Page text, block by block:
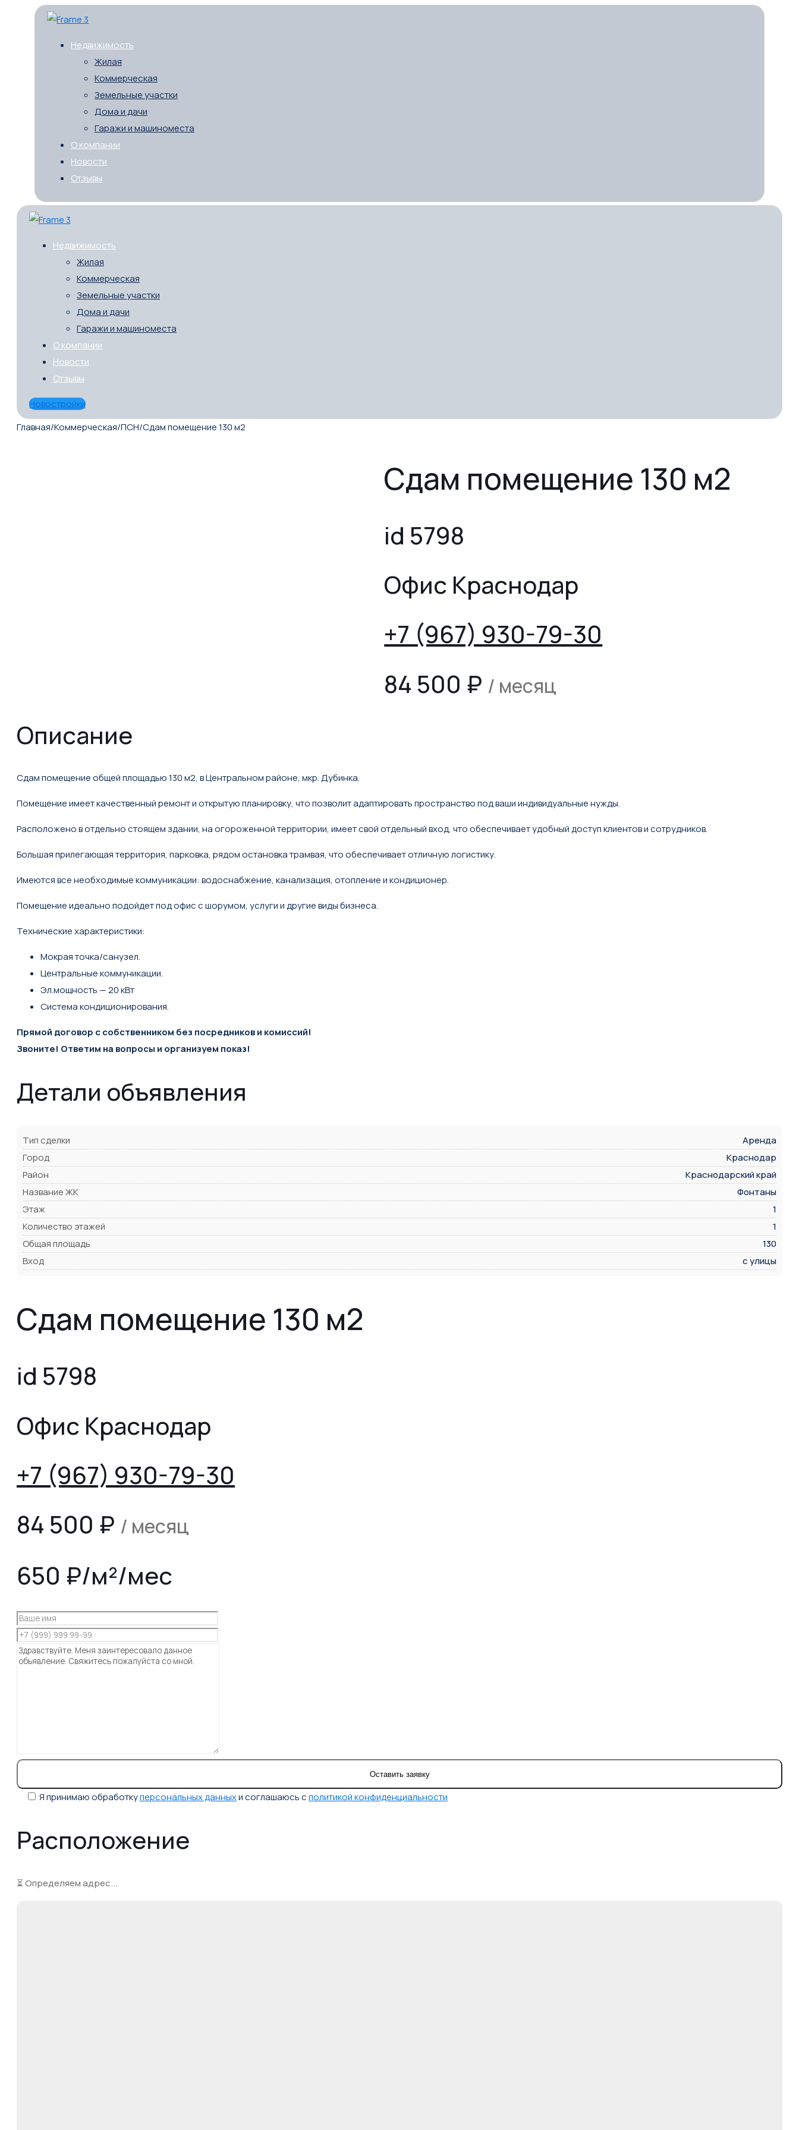
Недвижимость
Жилая
Коммерческая
Земельные участки
Дома и дачи
Гаражи и машиноместа
О компании
Новости
Отзывы
Недвижимость
Жилая
Коммерческая
Земельные участки
Дома и дачи
Гаражи и машиноместа
О компании
Новости
Отзывы
Новостройки
Главная/Коммерческая/ПСН/Сдам помещение 130 м2
Сдам помещение 130 м2
id 5798
Офис Краснодар
+7 (967) 930-79-30
84 500 ₽ / месяц
Описание
Сдам помещение общей площадью 130 м2, в Центральном районе, мкр. Дубинка.
Помещение имеет качественный ремонт и открытую планировку, что позволит адаптировать пространство под ваши индивидуальные нужды.
Расположено в отдельно стоящем здании, на огороженной территории, имеет свой отдельный вход, что обеспечивает удобный доступ клиентов и сотрудников.
Большая прилегающая территория, парковка, рядом остановка трамвая, что обеспечивает отличную логистику.
Имеются все необходимые коммуникации: водоснабжение, канализация, отопление и кондиционер.
Помещение идеально подойдет под офис с шорумом, услуги и другие виды бизнеса.
Технические характеристики:
Мокрая точка/санузел.
Центральные коммуникации.
Эл.мощность — 20 кВт
Система кондиционирования.
Прямой договор с собственником без посредников и комиссий!
Звоните! Ответим на вопросы и организуем показ!
Детали объявления
Тип сделки
Аренда
Город
Краснодар
Район
Краснодарский край
Название ЖК
Фонтаны
Этаж
1
Количество этажей
1
Общая площадь
130
Вход
с улицы
Сдам помещение 130 м2
id 5798
Офис Краснодар
+7 (967) 930-79-30
84 500 ₽ / месяц
650 ₽/м²/мес
Я принимаю обработкуперсональных данныхи соглашаюсь сполитикой конфиденциальности
Расположение
⏳ Определяем адрес...